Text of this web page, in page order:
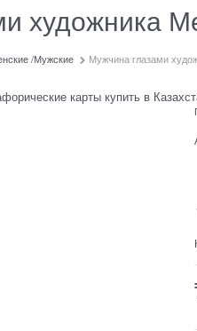
художника
/Мужские Мужчина глазами